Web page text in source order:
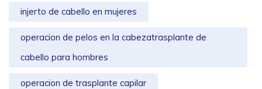
injerto de cabello en mujeres
operacion de pelos en la cabezatrasplante de
cabello para hombres
operacion de trasplante capilar